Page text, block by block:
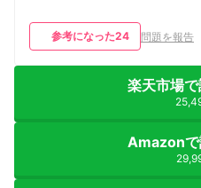
侵入禁止エリアの精度や障害
さはあります ですが初めてロ
除機を導入する人にはオスス
参考になった24 問題を報告
楽天市場
Amazonで